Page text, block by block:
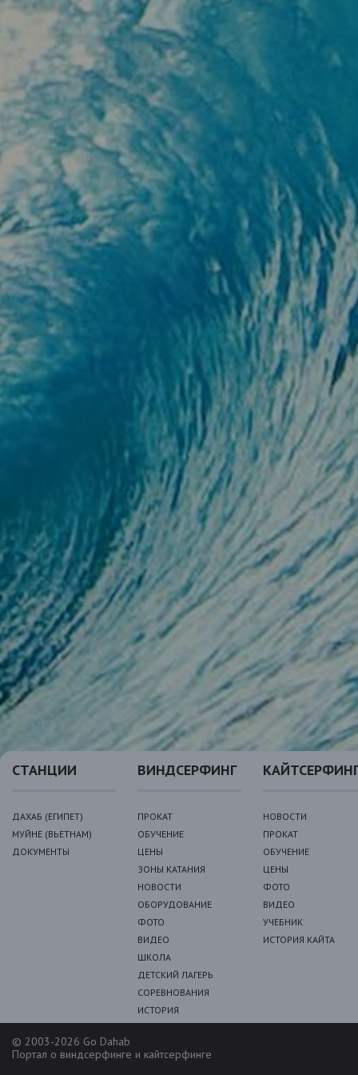
СТАНЦИИ
ДАХАБ (ЕГИПЕТ)
МУЙНЕ (ВЬЕТНАМ)
ДОКУМЕНТЫ
ВИНДСЕРФИНГ
ПРОКАТ
ОБУЧЕНИЕ
ЦЕНЫ
ЗОНЫ КАТАНИЯ
НОВОСТИ
ОБОРУДОВАНИЕ
ФОТО
ВИДЕО
ШКОЛА
ДЕТСКИЙ ЛАГЕРЬ
СОРЕВНОВАНИЯ
ИСТОРИЯ
НОВОСТИ
ПРОКАТ
ОБУЧЕНИЕ
ЦЕНЫ
ФОТО
ВИДЕО
УЧЕБНИК
ИСТОРИЯ КАЙТА
© 2003-2026 Go Dahab
Портал о виндсерфинге и кайтсерфинге